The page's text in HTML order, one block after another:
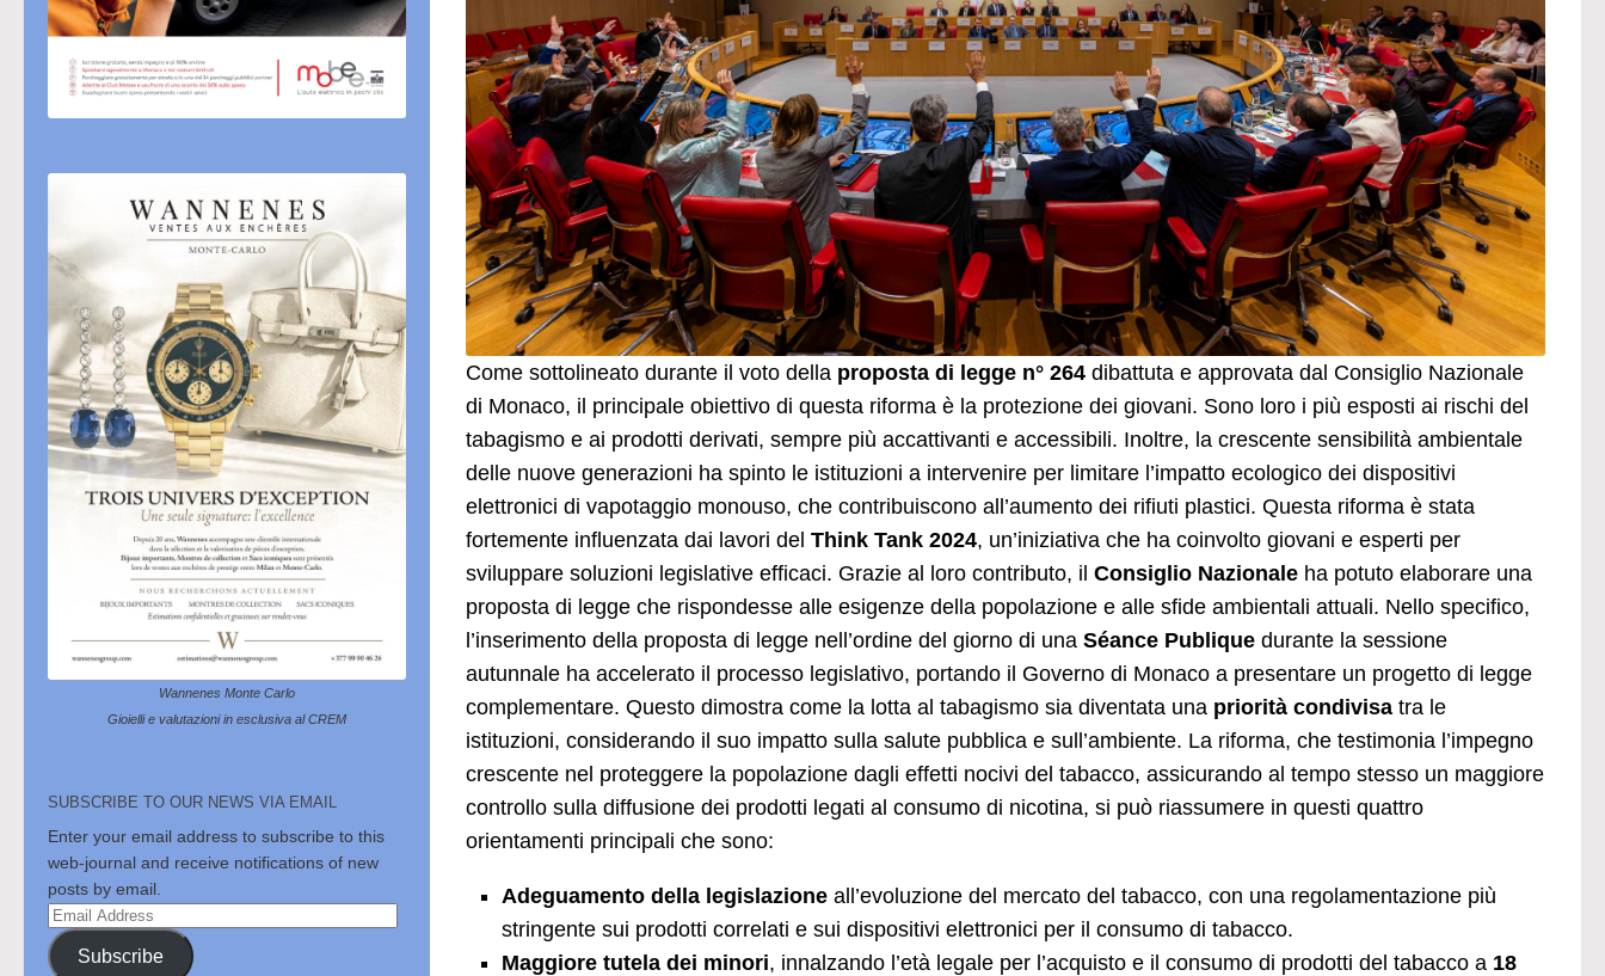
Come sottolineato durante il voto della proposta di legge n° 264 dibattuta e approvata dal Consiglio Nazionale
di Monaco, il principale obiettivo di questa riforma è la protezione dei giovani. Sono loro i più esposti ai rischi del
tabagismo e ai prodotti derivati, sempre più accattivanti e accessibili. Inoltre, la crescente sensibilità ambientale
delle nuove generazioni ha spinto le istituzioni a intervenire per limitare l’impatto ecologico dei dispositivi
elettronici di vapotaggio monouso, che contribuiscono all’aumento dei rifiuti plastici. Questa riforma è stata
fortemente influenzata dai lavori del Think Tank 2024, un’iniziativa che ha coinvolto giovani e esperti per
sviluppare soluzioni legislative efficaci. Grazie al loro contributo, il Consiglio Nazionale ha potuto elaborare una
proposta di legge che rispondesse alle esigenze della popolazione e alle sfide ambientali attuali. Nello specifico,
l’inserimento della proposta di legge nell’ordine del giorno di una Séance Publique durante la sessione
autunnale ha accelerato il processo legislativo, portando il Governo di Monaco a presentare un progetto di legge
complementare. Questo dimostra come la lotta al tabagismo sia diventata una priorità condivisa tra le
istituzioni, considerando il suo impatto sulla salute pubblica e sull’ambiente. La riforma, che testimonia l’impegno
crescente nel proteggere la popolazione dagli effetti nocivi del tabacco, assicurando al tempo stesso un maggiore
controllo sulla diffusione dei prodotti legati al consumo di nicotina, si può riassumere in questi quattro
orientamenti principali che sono:
Adeguamento della legislazione all’evoluzione del mercato del tabacco, con una regolamentazione più
stringente sui prodotti correlati e sui dispositivi elettronici per il consumo di tabacco.
Maggiore tutela dei minori, innalzando l’età legale per l’acquisto e il consumo di prodotti del tabacco a 18
Wannenes Monte Carlo
Gioielli e valutazioni in esclusiva al CREM
SUBSCRIBE TO OUR NEWS VIA EMAIL
Enter your email address to subscribe to this
web-journal and receive notifications of new
posts by email.
Email
Address
Subscribe